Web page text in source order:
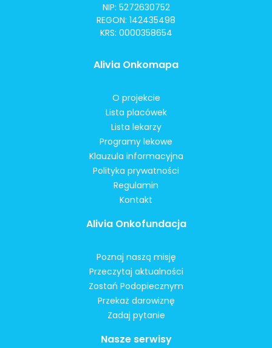
NIP: 5272630752
REGON: 142435498
KRS: 0000358654
Alivia Onkomapa
O projekcie
Lista placówek
Lista lekarzy
Programy lekowe
Klauzula informacyjna
Polityka prywatności
Regulamin
Kontakt
Alivia Onkofundacja
Poznaj naszą misję
Przeczytaj aktualności
Zostań Podopiecznym
Przekaż darowiznę
Zadaj pytanie
Nasze serwisy